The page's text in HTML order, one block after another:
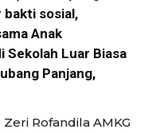
bakti sosial,
Anak
Sekolah Luar Biasa
Panjang,
Zeri Rofandila AMKG